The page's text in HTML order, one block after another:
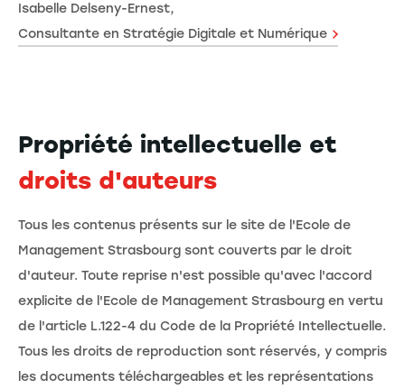
Isabelle Delseny-Ernest,
Consultante en Stratégie Digitale et Numérique
Propriété intellectuelle et
droits d'auteurs
Tous les contenus présents sur le site de l'Ecole de
Management Strasbourg sont couverts par le droit
d'auteur. Toute reprise n'est possible qu'avec l'accord
explicite de l'Ecole de Management Strasbourg en vertu
de l'article L.122-4 du Code de la Propriété Intellectuelle.
Tous les droits de reproduction sont réservés, y compris
les documents téléchargeables et les représentations